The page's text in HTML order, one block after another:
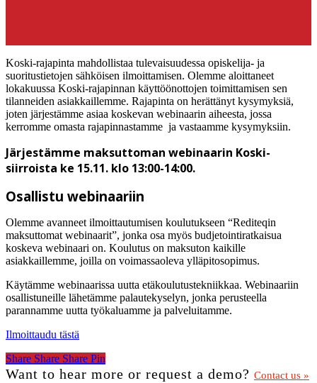
Koski-rajapinta mahdollistaa tulevaisuudessa opiskelija- ja
suoritustietojen sähköisen ilmoittamisen. Olemme aloittaneet
lokakuussa Koski-rajapinnan käyttöönottojen toimittamisen sen
tilanneiden asiakkaillemme. Rajapinta on herättänyt kysymyksiä,
joten järjestämme asiaa koskevan webinaarin aiheesta, jossa
kerromme omasta rajapinnastamme ja vastaamme kysymyksiin.
Järjestämme maksuttoman webinaarin Koski-
siirroista ke 15.11. klo 13:00-14:00.
Osallistu webinaariin
Olemme avanneet ilmoittautumisen koulutukseen “Rediteqin
maksuttomat webinaarit”, jonka osa myös budjetointiratkaisua
koskeva webinaari on. Koulutus on maksuton kaikille
asiakkaillemme, joilla on voimassaoleva ylläpitosopimus.
Käytämme webinaarissa uutta etäkoulutustekniikkaa. Webinaariin
osallistuneille lähetämme palautekyselyn, jonka perusteella
parannamme uutta työkaluamme ja palveluitamme.
Ilmoittaudu tästä
Share
Share Share Share Pin
Want to hear more or request a demo? Contact us »